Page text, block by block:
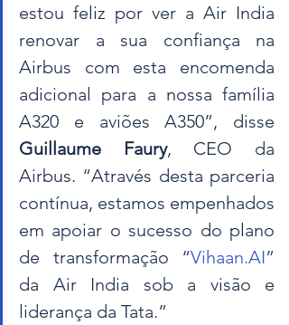
estou feliz por ver a Air India
renovar a sua confiança na
Airbus com esta encomenda
adicional para a nossa família
Guillaume Faury, CEO da
Airbus. “Através desta parceria
contínua, estamos empenhados
em apoiar o sucesso do plano
de transformação “Vihaan.AI”
da Air India sob a visão e
liderança da Tata.”